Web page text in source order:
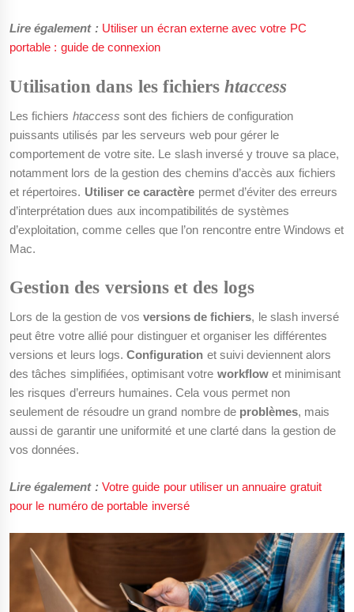
Lire également : Utiliser un écran externe avec votre PC
portable : guide de connexion
Utilisation dans les fichiershtaccess
Les fichiers htaccess sont des fichiers de configuration
puissants utilisés par les serveurs web pour gérer le
comportement de votre site. Le slash inversé y trouve sa place,
notamment lors de la gestion des chemins d’accès aux fichiers
et répertoires. Utiliser ce caractère permet d’éviter des erreurs
d’interprétation dues aux incompatibilités de systèmes
d’exploitation, comme celles que l’on rencontre entre Windows et
Mac.
Gestion des versions et des logs
Lors de la gestion de vos versions de fichiers, le slash inversé
peut être votre allié pour distinguer et organiser les différentes
versions et leurs logs.Configuration et suivi deviennent alors
des tâches simplifiées, optimisant votre workflowet minimisant
les risques d’erreurs humaines. Cela vous permet non
seulement de résoudre un grand nombre de problèmes, mais
aussi de garantir une uniformité et une clarté dans la gestion de
vos données.
Lire également : Votre guide pour utiliser un annuaire gratuit
pour le numéro de portable inversé